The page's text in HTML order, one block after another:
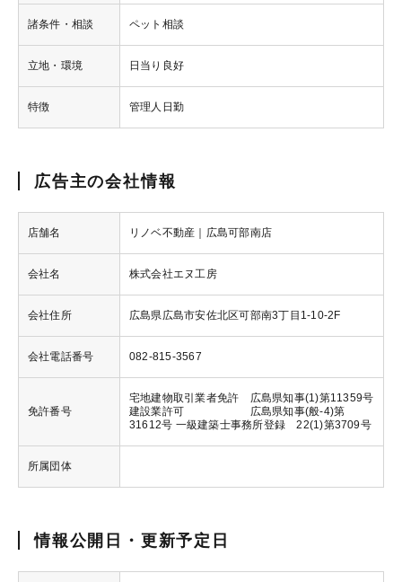
諸条件・相談 ペット相談
立地・環境 日当り良好
特徴 管理人日勤
広告主の会社情報
店舗名 リノベ不動産｜広島可部南店
会社名 株式会社エヌ工房
会社住所 広島県広島市安佐北区可部南3丁目1-10-2F
会社電話番号 082-815-3567
免許番号
宅地建物取引業者免許 広島県知事(1)第11359号
建設業許可 広島県知事(般-4)第
31612号 一級建築士事務所登録 22(1)第3709号
所属団体
情報公開日・更新予定日